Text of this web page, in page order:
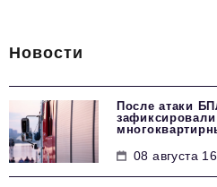
Новости
После атаки
08 августа